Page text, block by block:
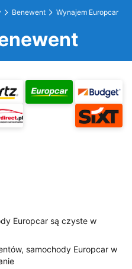
Benewent Wynajem Europcar
Europcar są czyste w
samochody Europcar w